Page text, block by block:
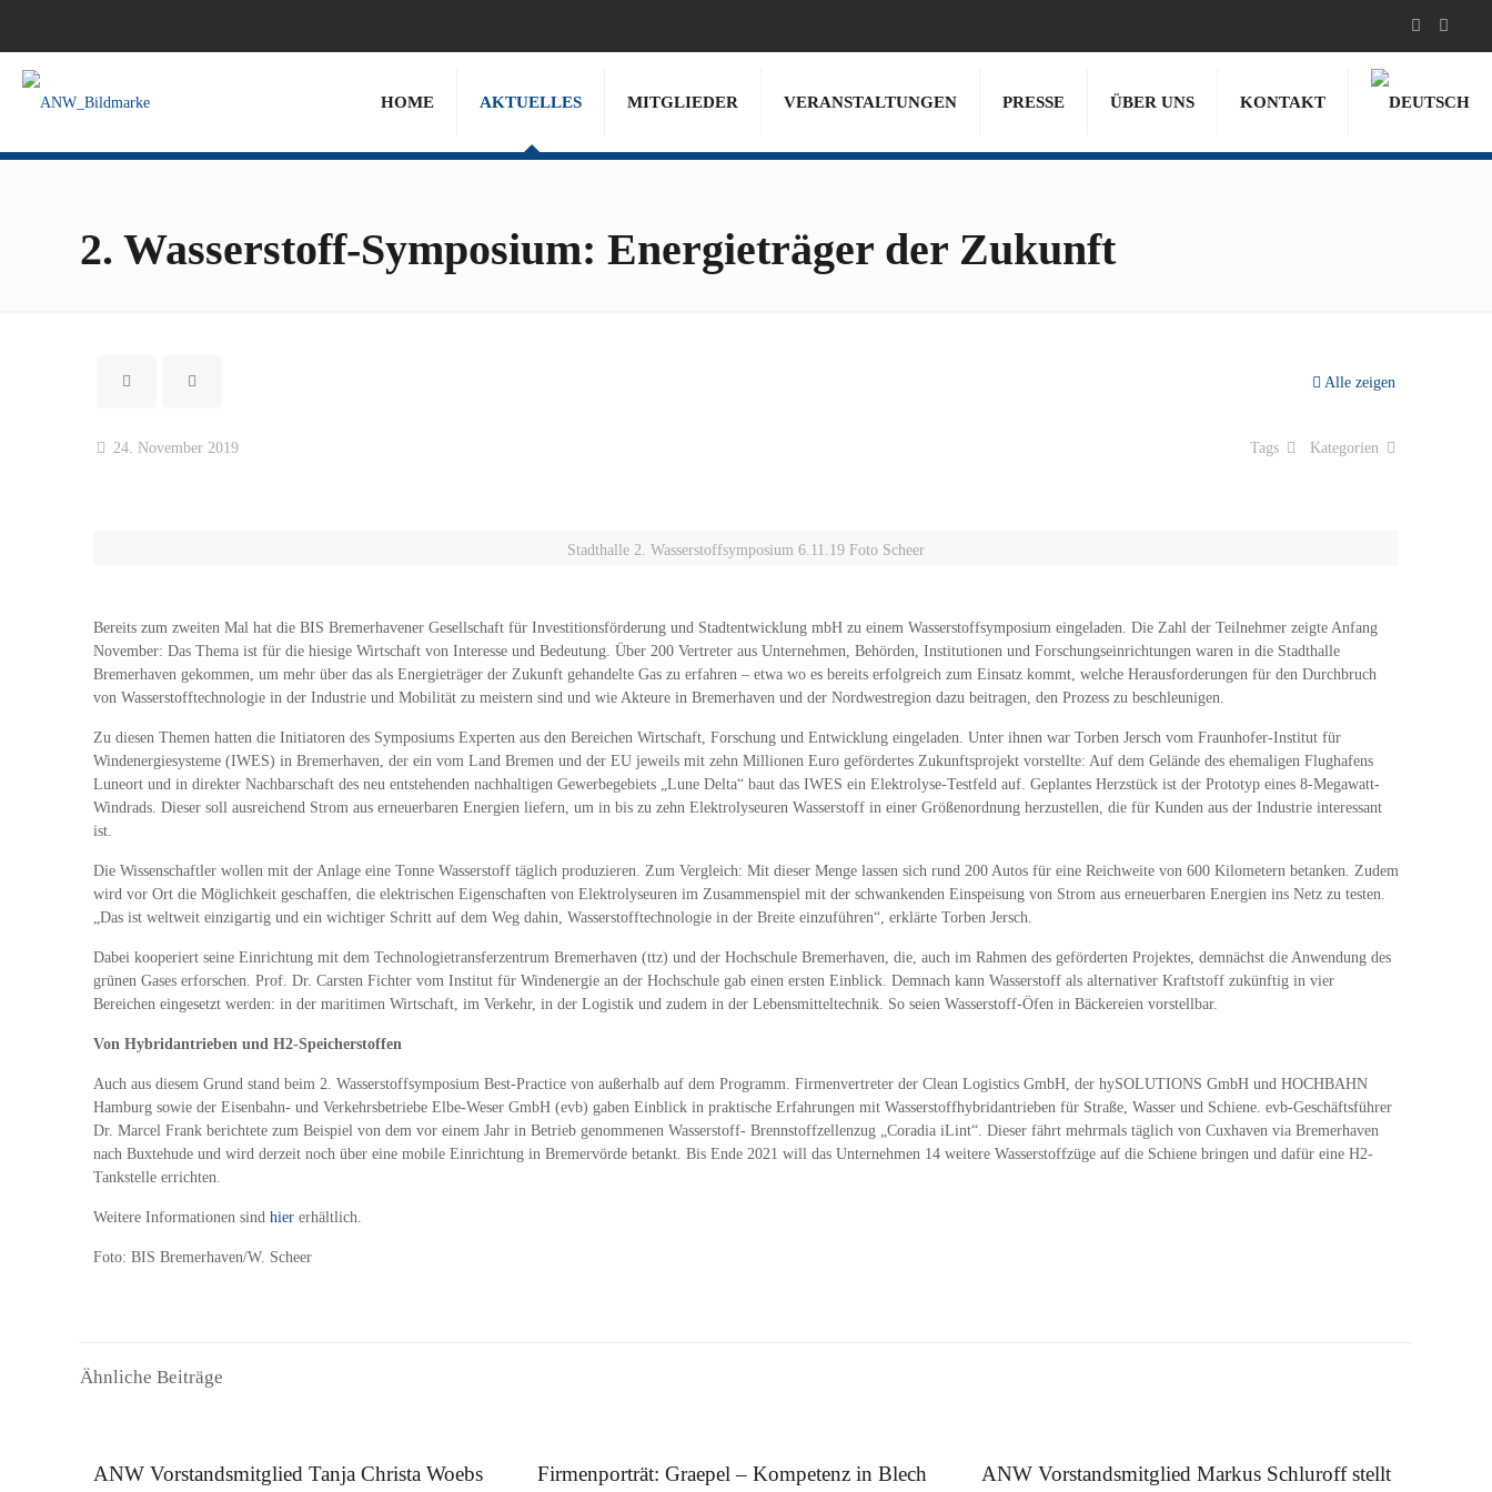
HOME AKTUELLES MITGLIEDER VERANSTALTUNGEN PRESSE ÜBER UNS KONTAKT
2. Wasserstoff-Symposium: Energieträger der Zukunft
Alle zeigen
24. November 2019 Kategorien
Tags
Stadthalle 2. Wasserstoffsymposium 6.11.19 Foto Scheer
Bereits zum zweiten Mal hat die BIS Bremerhavener Gesellschaft für Investitionsförderung und Stadtentwicklung mbH zu einem Wasserstoffsymposium eingeladen. Die Zahl der Teilnehmer zeigte Anfang
November: Das Thema ist für die hiesige Wirtschaft von Interesse und Bedeutung. Über 200 Vertreter aus Unternehmen, Behörden, Institutionen und Forschungseinrichtungen waren in die Stadthalle
Bremerhaven gekommen, um mehr über das als Energieträger der Zukunft gehandelte Gas zu erfahren – etwa wo es bereits erfolgreich zum Einsatz kommt, welche Herausforderungen für den Durchbruch
von Wasserstofftechnologie in der Industrie und Mobilität zu meistern sind und wie Akteure in Bremerhaven und der Nordwestregion dazu beitragen, den Prozess zu beschleunigen.
Zu diesen Themen hatten die Initiatoren des Symposiums Experten aus den Bereichen Wirtschaft, Forschung und Entwicklung eingeladen. Unter ihnen war Torben Jersch vom Fraunhofer-Institut für
Windenergiesysteme (IWES) in Bremerhaven, der ein vom Land Bremen und der EU jeweils mit zehn Millionen Euro gefördertes Zukunftsprojekt vorstellte: Auf dem Gelände des ehemaligen Flughafens
Luneort und in direkter Nachbarschaft des neu entstehenden nachhaltigen Gewerbegebiets „Lune Delta“ baut das IWES ein Elektrolyse-Testfeld auf. Geplantes Herzstück ist der Prototyp eines 8-Megawatt-
Windrads. Dieser soll ausreichend Strom aus erneuerbaren Energien liefern, um in bis zu zehn Elektrolyseuren Wasserstoff in einer Größenordnung herzustellen, die für Kunden aus der Industrie interessant
ist.
Die Wissenschaftler wollen mit der Anlage eine Tonne Wasserstoff täglich produzieren. Zum Vergleich: Mit dieser Menge lassen sich rund 200 Autos für eine Reichweite von 600 Kilometern betanken. Zudem
wird vor Ort die Möglichkeit geschaffen, die elektrischen Eigenschaften von Elektrolyseuren im Zusammenspiel mit der schwankenden Einspeisung von Strom aus erneuerbaren Energien ins Netz zu testen.
„Das ist weltweit einzigartig und ein wichtiger Schritt auf dem Weg dahin, Wasserstofftechnologie in der Breite einzuführen“, erklärte Torben Jersch.
Dabei kooperiert seine Einrichtung mit dem Technologietransferzentrum Bremerhaven (ttz) und der Hochschule Bremerhaven, die, auch im Rahmen des geförderten Projektes, demnächst die Anwendung des
grünen Gases erforschen. Prof. Dr. Carsten Fichter vom Institut für Windenergie an der Hochschule gab einen ersten Einblick. Demnach kann Wasserstoff als alternativer Kraftstoff zukünftig in vier
Bereichen eingesetzt werden: in der maritimen Wirtschaft, im Verkehr, in der Logistik und zudem in der Lebensmitteltechnik. So seien Wasserstoff-Öfen in Bäckereien vorstellbar.
Von Hybridantrieben und H2-Speicherstoffen
Auch aus diesem Grund stand beim 2. Wasserstoffsymposium Best-Practice von außerhalb auf dem Programm. Firmenvertreter der Clean Logistics GmbH, der hySOLUTIONS GmbH und HOCHBAHN
Hamburg sowie der Eisenbahn- und Verkehrsbetriebe Elbe-Weser GmbH (evb) gaben Einblick in praktische Erfahrungen mit Wasserstoffhybridantrieben für Straße, Wasser und Schiene. evb-Geschäftsführer
Dr. Marcel Frank berichtete zum Beispiel von dem vor einem Jahr in Betrieb genommenen Wasserstoff- Brennstoffzellenzug „Coradia iLint“. Dieser fährt mehrmals täglich von Cuxhaven via Bremerhaven
nach Buxtehude und wird derzeit noch über eine mobile Einrichtung in Bremervörde betankt. Bis Ende 2021 will das Unternehmen 14 weitere Wasserstoffzüge auf die Schiene bringen und dafür eine H2-
Tankstelle errichten.
Weitere Informationen sind hier erhältlich.
Foto: BIS Bremerhaven/W. Scheer
Ähnliche Beiträge
ANW Vorstandsmitglied Tanja Christa Woebs
Firmenporträt: Graepel – Kompetenz in Blech
ANW Vorstandsmitglied Markus Schluroff stellt